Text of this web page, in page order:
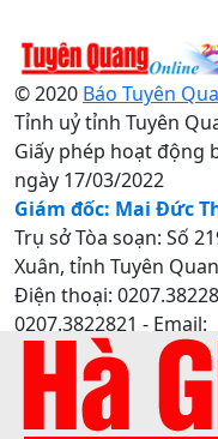
© 2020 Báo Tuyên
Tỉnh uỷ tỉnh Tuyên
Giấy phép hoạt động
ngày 17/03/2022
Giám đốc: Mai Đức
Trụ sở Tòa soạn: Số
Xuân, tỉnh Tuyên
Điện thoại:
0207.3822821 - Email: